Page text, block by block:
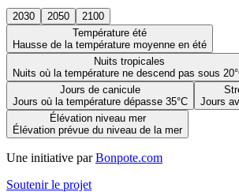
2030 2050
2100
Température été
Hausse de la température moyenne en été
Nuits tropicales
Nuits où la température ne descend pas sous
Jours de canicule
Jours où la température dépasse 35°C
Jours
Élévation niveau mer
Élévation prévue du niveau de la mer
Une initiative par Bonpote.com
Soutenir le projet